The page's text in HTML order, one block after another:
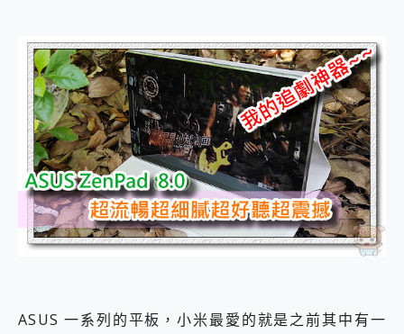
美到讓人超想擁有 moto pad 60 系列 與 Moto | Swarovski razr 60 冰藍限定版本 開箱 評測
好用的 EaseUS Partition Master 讓您輕鬆的移除與格式化有防寫保護的隨身碟或SD卡
一鍵修復模糊影片、舊照的 AI 好幫手! VideoProc Converter AI 新版全解析 × 年末優惠，一篇全看懂
小朋友才做選擇 投影機 RGB藍牙音響 氛圍情境燈 我通通都要！ Starfish 2 幻彩膠囊投影機｜結合「 智慧投影 & 煥彩流動 」的沈浸式生活新體驗
外型超吸晴~ 給您絕佳操控體驗 GravaStar Mercury K1 系列 異星機械鍵盤與 Mercury X 系列 輕量無線電競滑鼠 開箱 評測
開箱~變身「蜘蛛人」椅子軍師！MSI MPG 491CQP QD-OLED 超寬曲面電競螢幕，多工辦公、爽度滿滿的終極桌面體驗
iPhone 17 系列 有認證的防護來囉！ imos 首家導入 UL MCV 行銷宣告驗證的手機配件品牌
DJI Osmo Pocket 3 爽爽帶回家 歡慶 EaseUS 21 週年到來，「Slogan 海報徵稿活動」好康大放送
小巧好吸不擋鏡頭 有Qi2認證的 ONPRO MagReact MXs2 5000mAh薄型磁吸無線急速行動電源 開箱 評測
會走動的冷暖氣 SONY REON POCKET PRO 穿戴式智慧冷暖調溫裝置 開箱 評測
寶可夢飛人外掛iToolab AnyGo全新升級，GO Fest 五折優惠嗨翻天！支援 iOS/Android！
COMPUTEX 2025 來囉！AGI亞奇雷 AI・Gaming・創作儲存方案登場，趕快來AGI亞奇雷挑戰任務抽 PS5！
ASUS 一系列的平板，小米最愛的就是之前其中有一